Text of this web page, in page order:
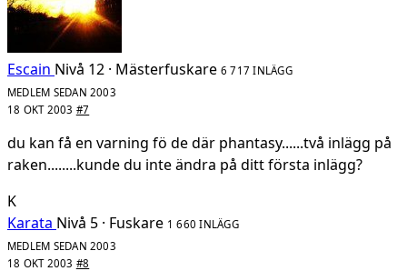
Escain Nivå 12 · Mästerfuskare 6 717 INLÄGG
MEDLEM SEDAN 2003
18 OKT 2003 #7
du kan få en varning fö de där phantasy......två inlägg på
raken........kunde du inte ändra på ditt första inlägg?
K
Karata Nivå 5 · Fuskare 1 660 INLÄGG
MEDLEM SEDAN 2003
18 OKT 2003 #8